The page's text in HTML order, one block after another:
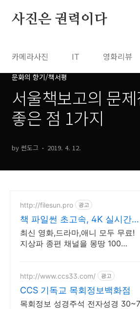
사진은 권력이다
카메라사진 IT 영화리뷰
문화의 향기/책서평
서울책보고의 문
좋은 점 1가지
by 썬도그 2019. 4. 12.
http://filesun.pro 광고
책 파일썬 초고속, 4K 실시간
보기!
최신 영화,드라마,애니 모두 무료!
지상파 종편 채널을 몽땅 100
http://www.ccs33.com/ 광고
CCS 기독교 목회정보백화점
목회정보 성경주석 전자성경